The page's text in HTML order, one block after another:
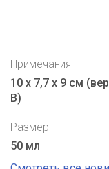
Примечания
10 х 7,7 х 9 см
В)
Размер
50 мл